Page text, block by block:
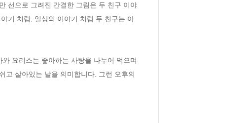
기 처럼, 일상의 이야기 처럼 두 친구는 아
고 살아있는 날을 의미합니다. 그런 오후의